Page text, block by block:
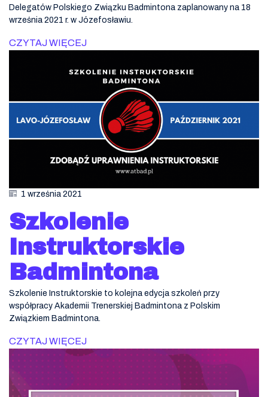
Delegatów Polskiego Związku Badmintona zaplanowany na 18
września 2021 r. w Józefosławiu.
CZYTAJ WIĘCEJ
1 września 2021
Szkolenie
Instruktorskie
Badmintona
Szkolenie Instruktorskie to kolejna edycja szkoleń przy
współpracy Akademii Trenerskiej Badmintona z Polskim
Związkiem Badmintona.
CZYTAJ WIĘCEJ